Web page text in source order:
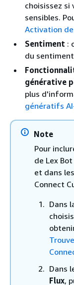
choisissez si
sensibles.
Activation
Sentiment :
du
générative
plus
génératifs
Note
Pour
de Lex
et dans
Connect
Dans
Dans
Flux,